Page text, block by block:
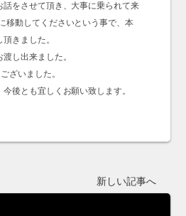
をさせて頂き、大事に乗られて来
移動してくださいという事で、本
きました。
し出来ました。
ざいました。
後とも宜しくお願い致します。
新しい記事へ